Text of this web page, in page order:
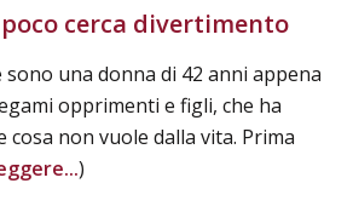
cerca divertimento
sono una donna di 42 anni appena
opprimenti e figli, che ha
cosa non vuole dalla vita. Prima
)